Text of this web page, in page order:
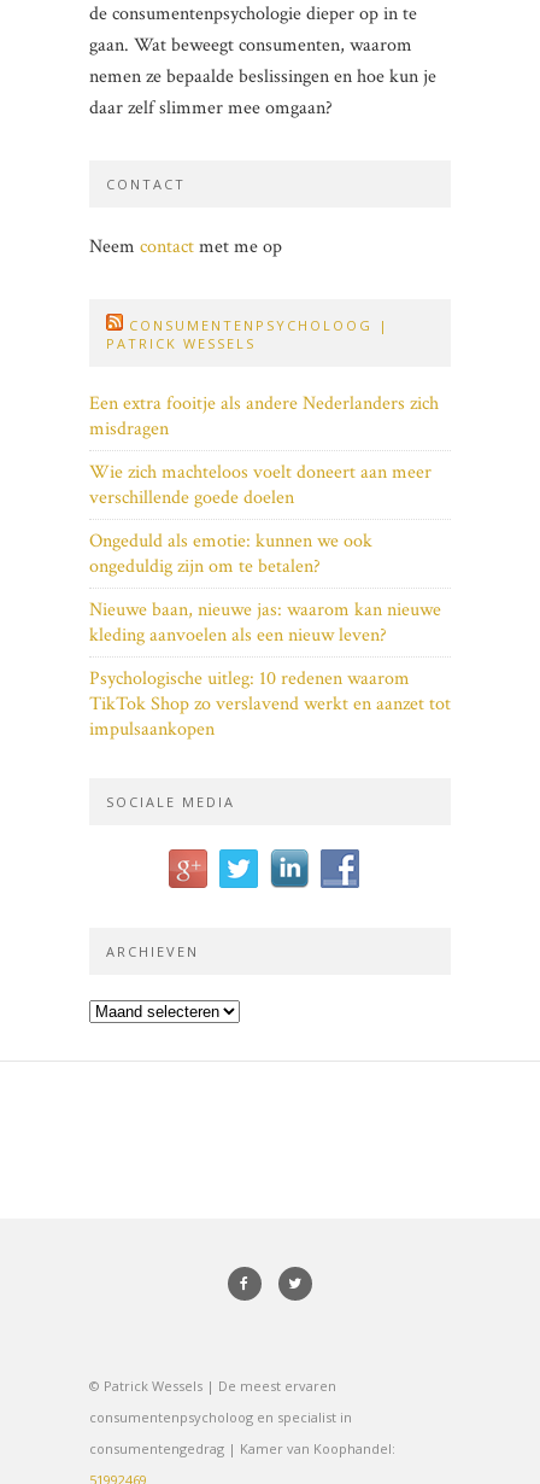
de consumentenpsychologie dieper op in te
gaan. Wat beweegt consumenten, waarom
nemen ze bepaalde beslissingen en hoe kun je
daar zelf slimmer mee omgaan?
CONTACT
Neem contactmet me op
CONSUMENTENPSYCHOLOOG |
PATRICK WESSELS
Een extra fooitje als andere Nederlanders zich
misdragen
Wie zich machteloos voelt doneert aan meer
verschillende goede doelen
Ongeduld als emotie: kunnen we ook
ongeduldig zijn om te betalen?
Nieuwe baan, nieuwe jas: waarom kan nieuwe
kleding aanvoelen als een nieuw leven?
Psychologische uitleg: 10 redenen waarom
TikTok Shop zo verslavend werkt en aanzet tot
impulsaankopen
SOCIALE MEDIA
ARCHIEVEN
Archieven
© Patrick Wessels | De meest ervaren
consumentenpsycholoog en specialist in
consumentengedrag | Kamer van Koophandel:
51992469